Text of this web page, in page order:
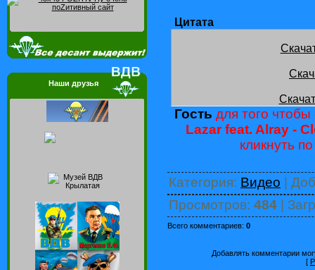
Наши друзья
Цитата
Гость для того чтобы
Lazar feat. Alray -
кликнуть
Категория: Видео |
Просмотров: 484 |
Всего комментариев: 0
Добавлять комментарии
[